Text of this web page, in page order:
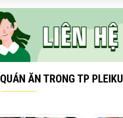
QUÁN ĂN TRONG TP PLEIKU